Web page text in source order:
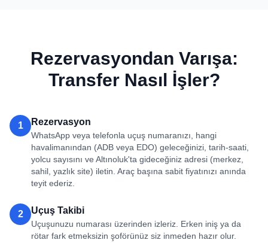
Rezervasyondan Varışa:
Transfer Nasıl İşler?
1 Rezervasyon
WhatsApp veya telefonla uçuş numaranızı, hangi
havalimanından (ADB veya EDO) geleceğinizi, tarih-saati,
yolcu sayısını ve Altınoluk'ta gideceğiniz adresi (merkez,
sahil, yazlık site) iletin. Araç başına sabit fiyatınızı anında
teyit ederiz.
2 Uçuş Takibi
Uçuşunuzu numarası üzerinden izleriz. Erken iniş ya da
rötar fark etmeksizin şoförünüz siz inmeden hazır olur.